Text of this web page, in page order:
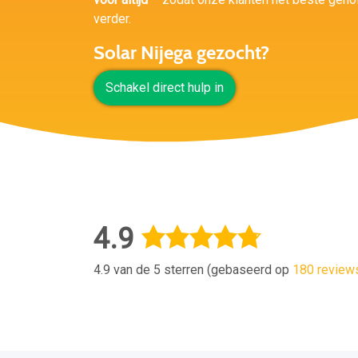
verder.
Solar Nijega gezocht?
Schakel direct hulp in
4.9
4.9 van de 5 sterren (gebaseerd op 180